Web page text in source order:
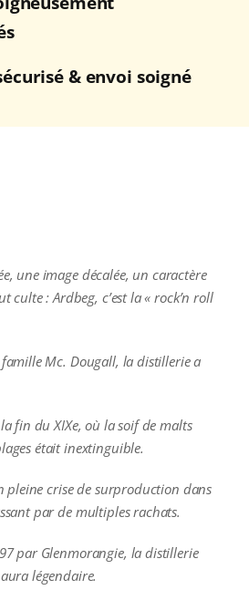
& envoi soigné
une image décalée, un caractère
culte : Ardbeg, c’est la « rock’n roll
Mc. Dougall, la distillerie a
fin du XIXe, où la soif de malts
était inextinguible.
pleine crise de surproduction dans
par de multiples rachats.
par Glenmorangie, la distillerie
légendaire.